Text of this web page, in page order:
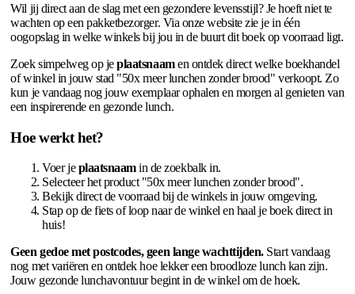
Wil jij direct aan de slag met een gezondere levensstijl? Je hoeft niet te
wachten op een pakketbezorger. Via onze website zie je in één
oogopslag in welke winkels bij jou in de buurt dit boek op voorraad ligt.
Zoek simpelweg op jeplaatsnaamen ontdek direct welke boekhandel
of winkel in jouw stad "50x meer lunchen zonder brood" verkoopt. Zo
kun je vandaag nog jouw exemplaar ophalen en morgen al genieten van
een inspirerende en gezonde lunch.
Hoe werkt het?
Voer jeplaatsnaamin de zoekbalk in.
Selecteer het product "50x meer lunchen zonder brood".
Bekijk direct de voorraad bij de winkels in jouw omgeving.
Stap op de fiets of loop naar de winkel en haal je boek direct in
huis!
Geen gedoe met postcodes, geen lange wachttijden.Start vandaag
nog met variëren en ontdek hoe lekker een broodloze lunch kan zijn.
Jouw gezonde lunchavontuur begint in de winkel om de hoek.